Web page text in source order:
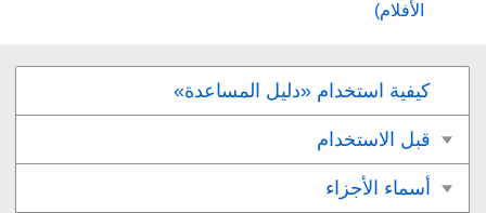
الأفلام)
كيفية استخدام «دليل المساعدة»
قبل الاستخدام
أسماء الأجزاء